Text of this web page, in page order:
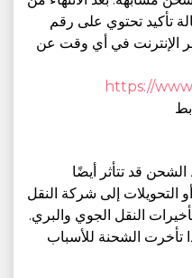
تأكيد تحتوي على رقم
الإنترنت في أي وقت عن
https://
قد تتأثر أيضًا
التحويلات إلى شركة النقل
النقل الجوي والبري.
تأخرت الشحنة للأسباب